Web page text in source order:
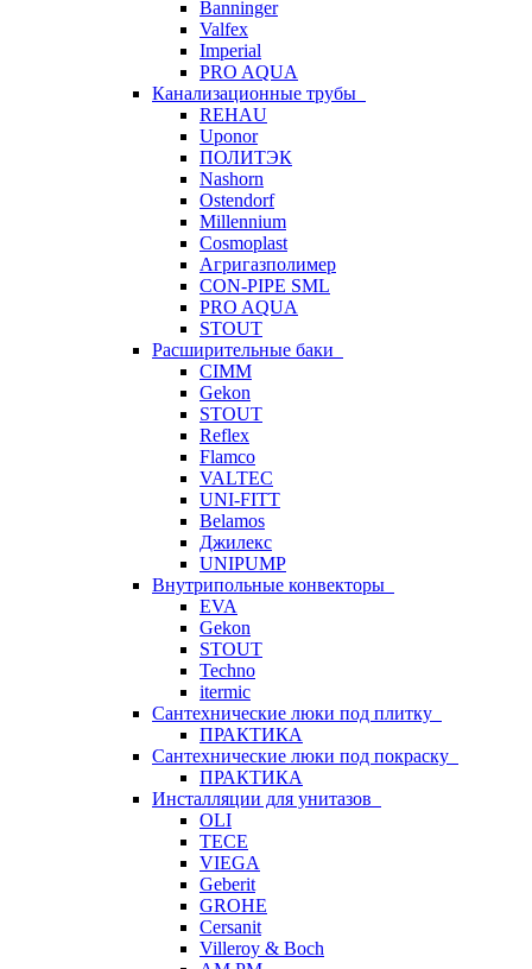
Banninger
Valfex
Imperial
PRO AQUA
Канализационные трубы
REHAU
Uponor
ПОЛИТЭК
Nashorn
Ostendorf
Millennium
Cosmoplast
Агригазполимер
CON-PIPE SML
PRO AQUA
STOUT
Расширительные баки
CIMM
Gekon
STOUT
Reflex
Flamco
VALTEC
UNI-FITT
Belamos
Джилекс
UNIPUMP
Внутрипольные конвекторы
EVA
Gekon
STOUT
Techno
itermic
Сантехнические люки под плитку
ПРАКТИКА
Сантехнические люки под покраску
ПРАКТИКА
Инсталляции для унитазов
OLI
TECE
VIEGA
Geberit
GROHE
Cersanit
Villeroy & Boch